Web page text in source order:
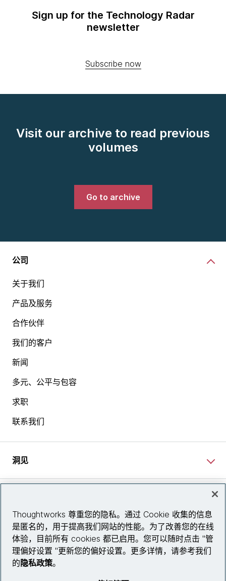
Sign up for the Technology Radar
newsletter
Subscribe now
Visit our archive to read previous
volumes
Go to archive
公司
关于我们
产品及服务
合作伙伴
我们的客户
新闻
多元、公平与包容
求职
联系我们
洞见
关注我们
Thoughtworks 尊重您的隐私。通过 Cookie 收集的信息
是匿名的，用于提高我们网站的性能。为了改善您的在线
体验，目前所有 cookies 都已启用。您可以随时点击 "管
理偏好设置 "更新您的偏好设置。更多详情，请参考我们
的 隐私政策。